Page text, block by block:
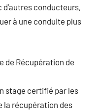
conducteurs,
à une conduite plus
de Récupération de
stage certifié par les
la récupération des